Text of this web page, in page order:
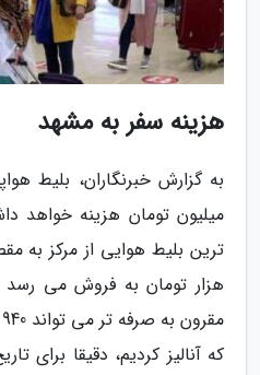
هزینه سفر به مشهد
به گزارش خبرنگاران، بلیط
میلیون تومان هزینه خواهد
هزار تومان به فروش می رسد